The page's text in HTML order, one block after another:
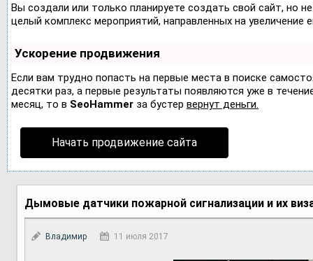
Вы создали или только планируете создать свой сайт, но
целый комплекс мероприятий, направленных на
Ускорение продвижения
Если вам трудно попасть на первые места в поиске
десятки раз, а первые результаты появляются уже в
месяц, то в SeoHammer за бустер вернут деньги.
Начать продвижение сайта
Дымовые датчики пожарной сигнализации и их
Владимир 11 июля 2017